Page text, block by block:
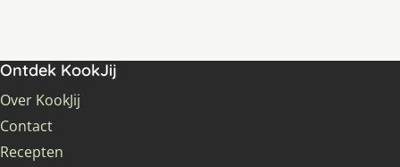
Ontdek KookJij
Over KookJij
Contact
Recepten